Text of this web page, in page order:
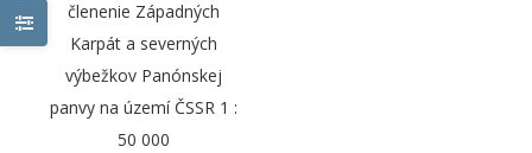
členenie Západných
Karpát a severných
výbežkov Panónskej
panvy na území ČSSR 1 :
50 000